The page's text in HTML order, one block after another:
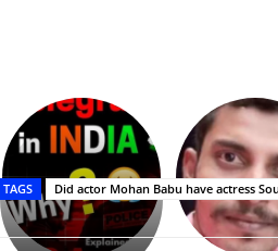
Upasana:
భర్తపై
రివెంజ్
తీర్చుకున్న
ఉపాసన..
పాపం
TAGS Did actor Mohan Babu have actress